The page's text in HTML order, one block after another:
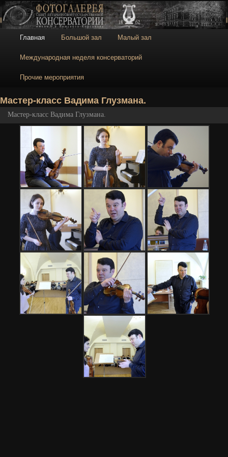
Галерея
Галерея Санкт-
Петербургской
консерватории
Главное меню
Перейти к основному содержимому
Перейти к дополнительному содержимому
Главная Большой зал Малый зал
Международная неделя консерваторий
Прочие мероприятия
Мастер-класс Вадима Глузмана.
Мастер-класс Вадима Глузмана.